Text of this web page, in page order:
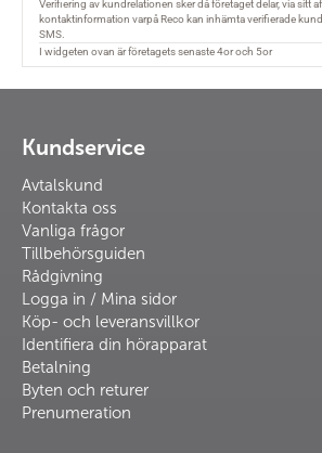
Kundservice
Avtalskund
Kontakta oss
Vanliga frågor
Tillbehörsguiden
Rådgivning
Logga in / Mina sidor
Köp- och leveransvillkor
Identifiera din hörapparat
Betalning
Byten och returer
Prenumeration